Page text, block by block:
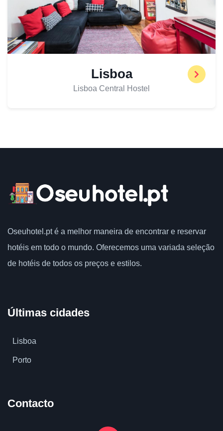
Lisboa
Lisboa Central Hostel
Oseuhotel.pt é a melhor maneira de encontrar e reservar
hotéis em todo o mundo. Oferecemos uma variada seleção
de hotéis de todos os preços e estilos.
Últimas cidades
Lisboa
Porto
Contacto